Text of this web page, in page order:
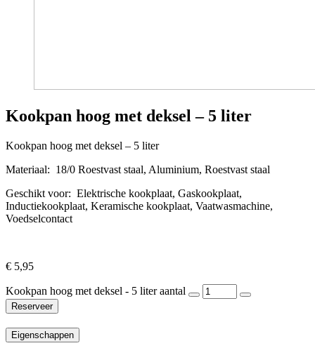
Kookpan hoog met deksel – 5 liter
Kookpan hoog met deksel – 5 liter
Materiaal: 18/0 Roestvast staal, Aluminium, Roestvast staal
Geschikt voor: Elektrische kookplaat, Gaskookplaat,
Inductiekookplaat, Keramische kookplaat, Vaatwasmachine,
Voedselcontact
€ 5,95
Kookpan hoog met deksel - 5 liter aantal
Reserveer
Eigenschappen